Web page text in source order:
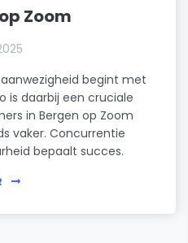
Zoom
begint met
is daarbij een cruciale
in Bergen op Zoom
vaker. Concurrentie
bepaalt succes.